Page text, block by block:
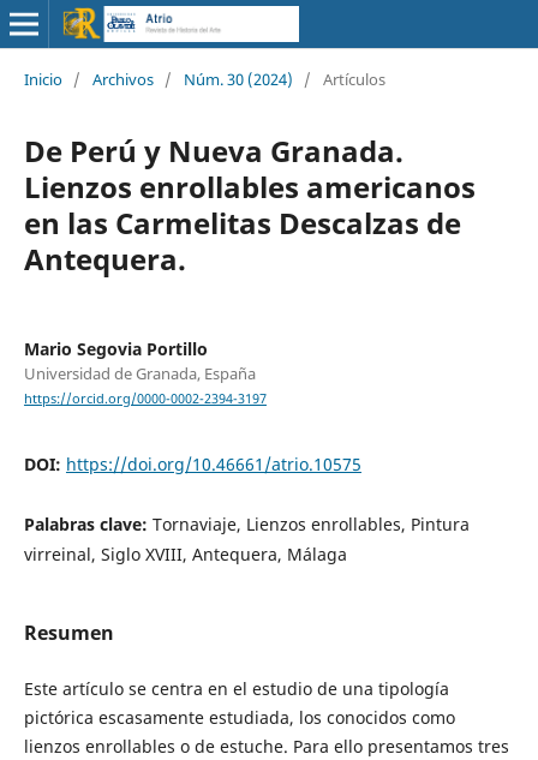
Inicio / Archivos / Núm. 30 (2024) / Artículos
De Perú y Nueva Granada.
Lienzos enrollables americanos
en las Carmelitas Descalzas de
Antequera.
Mario Segovia Portillo
Universidad de Granada, España
https://orcid.org/0000-0002-2394-3197
DOI: https://doi.org/10.46661/atrio.10575
Palabras clave: Tornaviaje, Lienzos enrollables, Pintura
virreinal, Siglo XVIII, Antequera, Málaga
Resumen
Este artículo se centra en el estudio de una tipología
pictórica escasamente estudiada, los conocidos como
lienzos enrollables o de estuche. Para ello presentamos tres